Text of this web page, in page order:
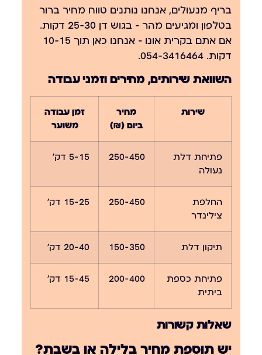
בריף מנעולים, אנחנו נותנים טווח מחיר ברור
בטלפון ומגיעים מהר — בגוש דן 25-30 דקות.
אם אתם בקרית אונו — אנחנו כאן תוך 10-15
דקות. 054-3416464
.
השוואת שירותים, מחירים וזמני עבודה
שירות
מחיר
ביום (₪)
זמן עבודה
משוער
פתיחת דלת
נעולה
250-450 5-15 דק׳
החלפת
צילינדר
250-450 15-25 דק׳
תיקון דלת 150-350 20-40 דק׳
פתיחת כספת
ביתית
200-400 15-45 דק׳
שאלות קשורות
יש תוספת מחיר בלילה או בשבת?